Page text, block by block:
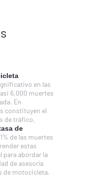
en las
6,000 muertes
En
constituyen el
de tráfico,
de
de las muertes
estas
abordar la
de asesoría
de motocicleta.